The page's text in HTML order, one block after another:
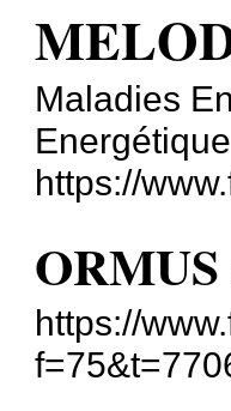
Maladies
Energétique
https://
https://